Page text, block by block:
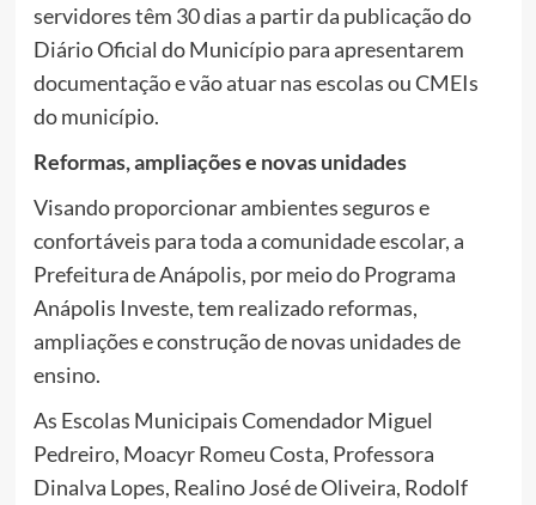
servidores têm 30 dias a partir da publicação do
Diário Oficial do Município para apresentarem
documentação e vão atuar nas escolas ou CMEIs
do município.
Reformas, ampliações e novas unidades
Visando proporcionar ambientes seguros e
confortáveis para toda a comunidade escolar, a
Prefeitura de Anápolis, por meio do Programa
Anápolis Investe, tem realizado reformas,
ampliações e construção de novas unidades de
ensino.
As Escolas Municipais Comendador Miguel
Pedreiro, Moacyr Romeu Costa, Professora
Dinalva Lopes, Realino José de Oliveira, Rodolf